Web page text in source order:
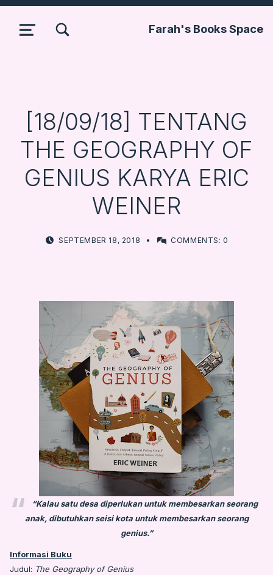
Farah's Books Space
MENU
[18/09/18] TENTANG
THE GEOGRAPHY OF
GENIUS KARYA ERIC
WEINER
POSTED ON:
SEPTEMBER 18, 2018 WRITTEN BY:
FARBOOKSVENTURE
COMMENTS: 0
“Kalau satu desa diperlukan untuk membesarkan seorang
anak, dibutuhkan seisi kota untuk membesarkan seorang
genius.”
Informasi Buku
Judul: The Geography of Genius